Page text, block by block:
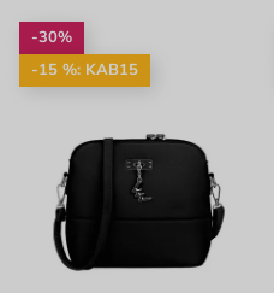
-30%
-15 %: KAB15